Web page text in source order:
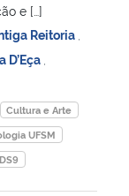
e […]
Reitoria
D’Eça
Cultura e Arte
UFSM